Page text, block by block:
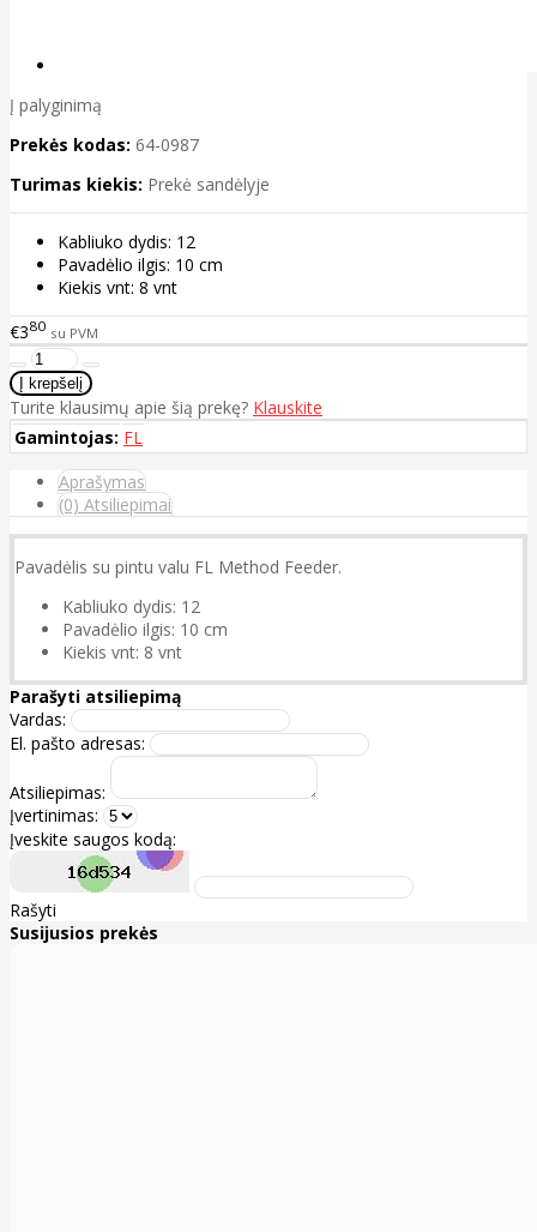
Į palyginimą
Prekės kodas: 64-0987
Turimas kiekis: Prekė sandėlyje
Kabliuko dydis: 12
Pavadėlio ilgis: 10 cm
Kiekis vnt: 8 vnt
€380 su PVM
Turite klausimų apie šią prekę? Klauskite
Gamintojas: FL
Aprašymas
(0) Atsiliepimai
Pavadėlis su pintu valu FL Method Feeder.
Kabliuko dydis: 12
Pavadėlio ilgis: 10 cm
Kiekis vnt: 8 vnt
Parašyti atsiliepimą
Vardas:
El. pašto adresas:
Atsiliepimas:
Įvertinimas:
Įveskite saugos kodą:
Rašyti
Susijusios prekės